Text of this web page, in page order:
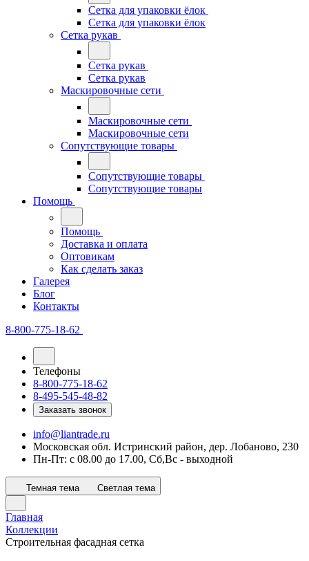
Сетка для упаковки ёлок
Сетка для упаковки ёлок
Сетка рукав
Сетка рукав
Сетка рукав
Маскировочные сети
Маскировочные сети
Маскировочные сети
Сопутствующие товары
Сопутствующие товары
Сопутствующие товары
Помощь
Помощь
Доставка и оплата
Оптовикам
Как сделать заказ
Галерея
Блог
Контакты
8-800-775-18-62
Телефоны
8-800-775-18-62
8-495-545-48-82
Заказать звонок
info@liantrade.ru
Московская обл. Истринский район, дер. Лобаново, 230
Пн-Пт: c 08.00 до 17.00, Cб,Вс - выходной
Темная тема Светлая тема
Главная
Коллекции
Строительная фасадная сетка